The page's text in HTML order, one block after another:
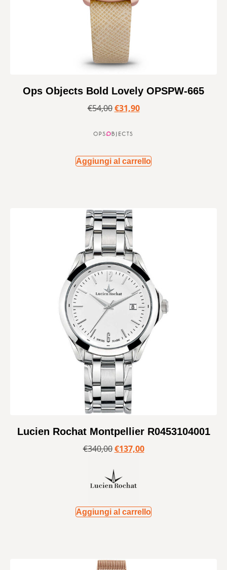
Ops Objects Bold Lovely OPSPW-665
€54,00 €31,90
Aggiungi al carrello
Lucien Rochat Montpellier R0453104001
€340,00 €137,00
Aggiungi al carrello